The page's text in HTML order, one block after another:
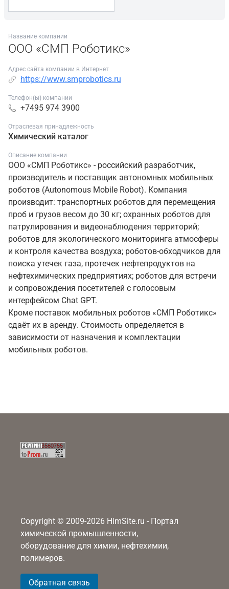
Название компании
ООО «СМП Роботикс»
Адрес сайта компании в Интернет
https://www.smprobotics.ru
Телефон(ы) компании
+7495 974 3900
Отраслевая принадлежность
Химический каталог
Описание компании
ООО «СМП Роботикс» - российский разработчик,
производитель и поставщик автономных мобильных
роботов (Autonomous Mobile Robot). Компания
производит: транспортных роботов для перемещения
проб и грузов весом до 30 кг; охранных роботов для
патрулирования и видеонаблюдения территорий;
роботов для экологического мониторинга атмосферы
и контроля качества воздуха; роботов-обходчиков для
поиска утечек газа, протечек нефтепродуктов на
нефтехимических предприятиях; роботов для встречи
и сопровождения посетителей с голосовым
интерфейсом Chat GPT.
Кроме поставок мобильных роботов «СМП Роботикс»
сдаёт их в аренду. Стоимость определяется в
зависимости от назначения и комплектации
мобильных роботов.
Copyright © 2009-2026 HimSite.ru - Портал
химической промышленности,
оборудование для химии, нефтехимии,
полимеров.
Обратная связь